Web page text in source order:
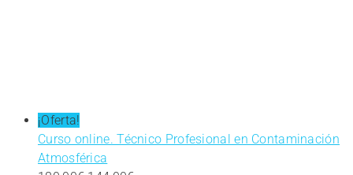
¡Oferta!
Curso online. Técnico Profesional en Contaminación
Atmosférica